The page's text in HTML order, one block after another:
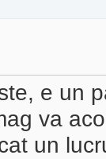
e un
va
un